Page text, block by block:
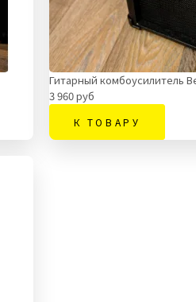
Гитарный комбоусилитель
3 960 руб
К ТОВАРУ